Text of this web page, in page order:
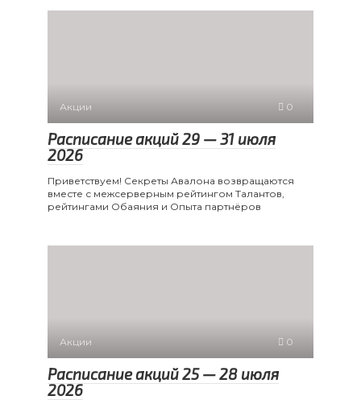
Акции 0
Расписание акций 29 — 31 июля
2026
Приветствуем! Секреты Авалона возвращаются
вместе с межсерверным рейтингом Талантов,
рейтингами Обаяния и Опыта партнёров
Акции 0
Расписание акций 25 — 28 июля
2026